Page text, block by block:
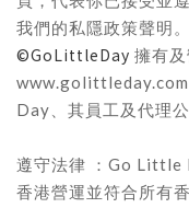
我們的私隱政策聲明
©GoLittleDay 擁有
Day、其員工及代理
遵守法律 ：Go Little
香港營運並符合所有